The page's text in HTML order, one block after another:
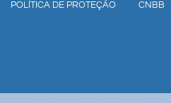
POLÍTICA DE PROTEÇÃO CNBB